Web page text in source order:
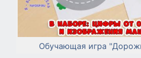
Обучающая игра